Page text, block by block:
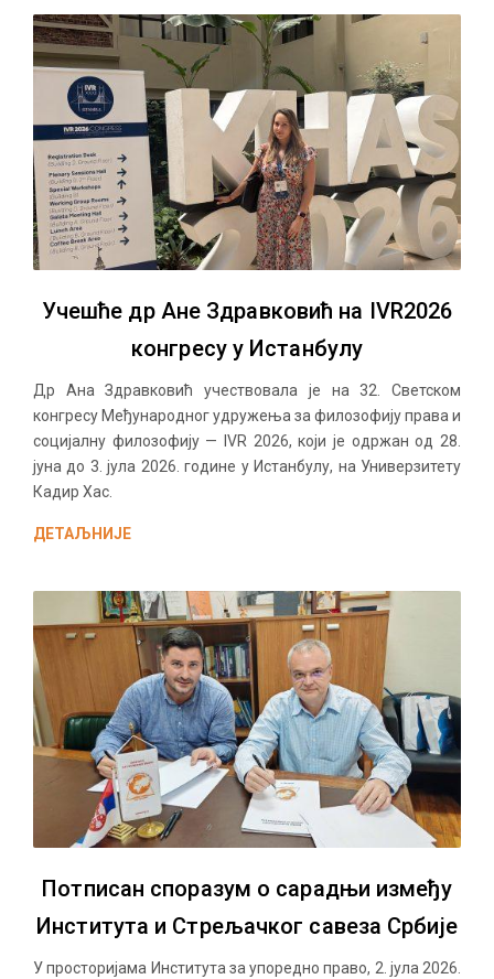
Учешће др Ане Здравковић на IVR2026
конгресу у Истанбулу
Др Ана Здравковић учествовала је на 32. Светском
конгресу Међународног удружења за филозофију права и
социјалну филозофију — IVR 2026, који је одржан од 28.
јуна до 3. јула 2026. године у Истанбулу, на Универзитету
Кадир Хас.
ДЕТАЉНИЈЕ
Потписан споразум о сарадњи између
Института и Стрељачког савеза Србије
У просторијама Института за упоредно право, 2. јула 2026.